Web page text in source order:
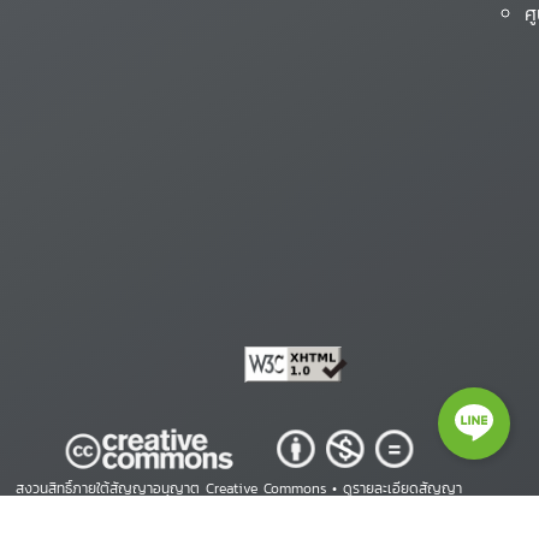
สงวนสิทธิ์ภายใต้สัญญาอนุญาต Creative Commons •ดูรายละเอียดสัญญา